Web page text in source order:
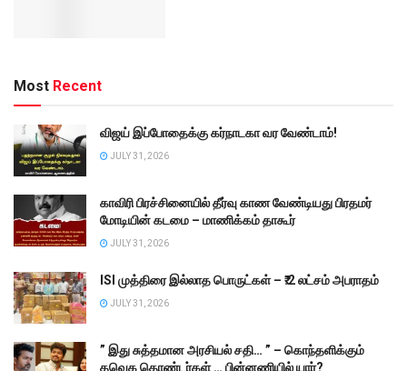
Most Recent
விஜய் இப்போதைக்கு கர்நாடகா வர வேண்டாம்!
JULY 31, 2026
காவிரி பிரச்சினையில் தீர்வு காண வேண்டியது பிரதமர்
மோடியின் கடமை – மாணிக்கம் தாகூர்
JULY 31, 2026
ISI முத்திரை இல்லாத பொருட்கள் – ₹.2 லட்சம் அபராதம்
JULY 31, 2026
” இது சுத்தமான அரசியல் சதி… ” – கொந்தளிக்கும்
தவெக தொண்டர்கள் … பின்னணியில் யார்?